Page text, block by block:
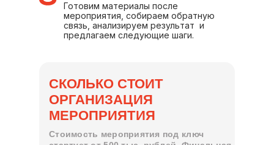
Готовим материалы после
мероприятия, собираем обратную
связь, анализируем результат и
предлагаем следующие шаги.
Стоимость мероприятия под ключ
СКОЛЬКО СТОИТ
ОРГАНИЗАЦИЯ
МЕРОПРИЯТИЯ